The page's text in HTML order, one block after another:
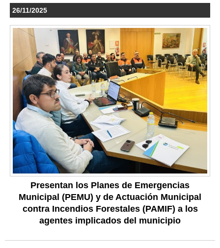
26/11/2025
Presentan los Planes de Emergencias
Municipal (PEMU) y de Actuación Municipal
contra Incendios Forestales (PAMIF) a los
agentes implicados del municipio